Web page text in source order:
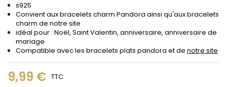
s925
Convient aux bracelets charm Pandora ainsi qu'aux bracelets
charm de notre site
idéal pour : Noël, Saint Valentin, anniversaire, anniversaire de
mariage
Compatible avec les bracelets plats pandora et de notre site
9,99 € TTC